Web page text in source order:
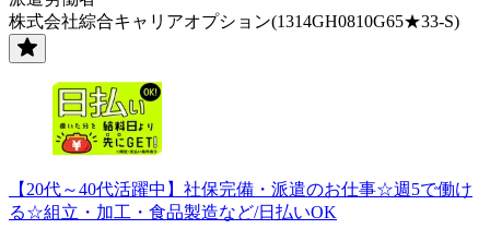
株式会社綜合キャリアオプション(1314GH0810G65★33-S)
【20代～40代活躍中】社保完備・派遣のお仕事☆週5で働け
る☆組立・加工・食品製造など/日払いOK